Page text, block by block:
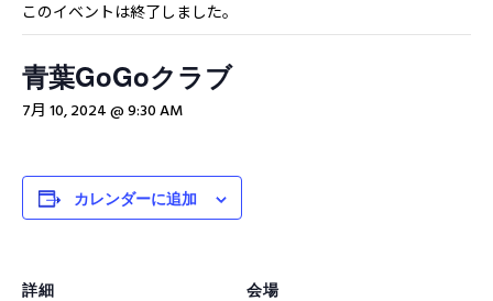
転倒予防教室
このイベントは終了しました。
青葉GoGoクラブ
7月 10, 2024 @ 9:30 AM
カレンダーに追加
詳細
会場